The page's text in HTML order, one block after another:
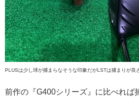
PLUSは少し球が捕まらなそうな印象だがLSTは捕まりが良
前作の『G400シリーズ』に比べれば